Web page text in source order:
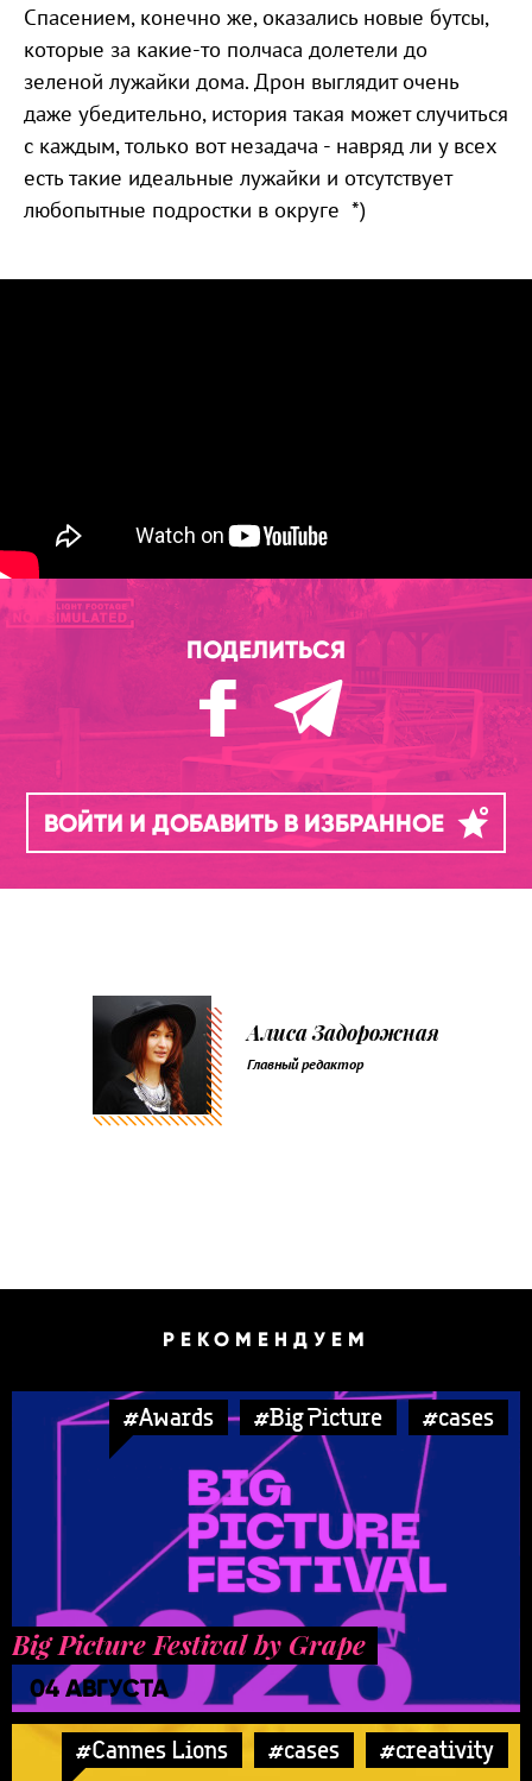
Спасением, конечно же, оказались новые бутсы,
которые за какие-то полчаса долетели до
зеленой лужайки дома. Дрон выглядит очень
даже убедительно, история такая может случиться
с каждым, только вот незадача - навряд ли у всех
есть такие идеальные лужайки и отсутствует
любопытные подростки в округе *)
ПОДЕЛИТЬСЯ
ВОЙТИ И ДОБАВИТЬ В ИЗБРАННОЕ
Алиса Задорожная
Главный редактор
РЕКОМЕНДУЕМ
#Awards #Big Picture #cases
Big Picture Festival by Grape
04 АВГУСТА
#Cannes Lions #cases #creativity